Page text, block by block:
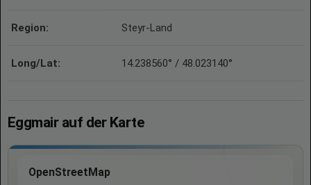
Region: Steyr-Land
Long/Lat: 14.238560° / 48.023140°
Eggmair auf der Karte
OpenStreetMap